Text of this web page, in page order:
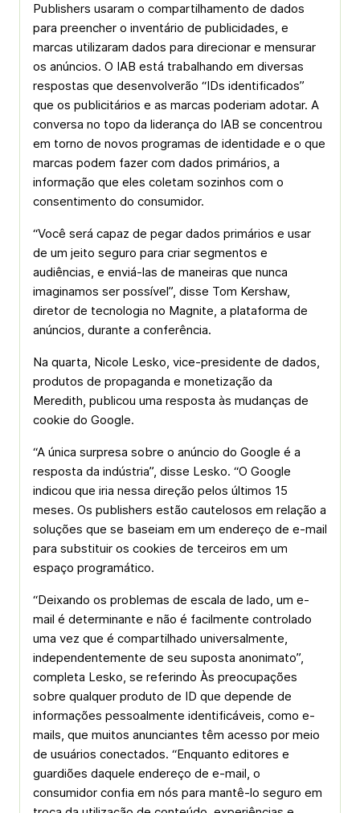
Publishers usaram o compartilhamento de dados
para preencher o inventário de publicidades, e
marcas utilizaram dados para direcionar e mensurar
os anúncios. O IAB está trabalhando em diversas
respostas que desenvolverão “IDs identificados”
que os publicitários e as marcas poderiam adotar. A
conversa no topo da liderança do IAB se concentrou
em torno de novos programas de identidade e o que
marcas podem fazer com dados primários, a
informação que eles coletam sozinhos com o
consentimento do consumidor.
“Você será capaz de pegar dados primários e usar
de um jeito seguro para criar segmentos e
audiências, e enviá-las de maneiras que nunca
imaginamos ser possível”, disse Tom Kershaw,
diretor de tecnologia no Magnite, a plataforma de
anúncios, durante a conferência.
Na quarta, Nicole Lesko, vice-presidente de dados,
produtos de propaganda e monetização da
Meredith, publicou uma resposta às mudanças de
cookie do Google.
“A única surpresa sobre o anúncio do Google é a
resposta da indústria”, disse Lesko. “O Google
indicou que iria nessa direção pelos últimos 15
meses. Os publishers estão cautelosos em relação a
soluções que se baseiam em um endereço de e-mail
para substituir os cookies de terceiros em um
espaço programático.
“Deixando os problemas de escala de lado, um e-
mail é determinante e não é facilmente controlado
uma vez que é compartilhado universalmente,
independentemente de seu suposta anonimato”,
completa Lesko, se referindo Às preocupações
sobre qualquer produto de ID que depende de
informações pessoalmente identificáveis, como e-
mails, que muitos anunciantes têm acesso por meio
de usuários conectados. “Enquanto editores e
guardiões daquele endereço de e-mail, o
consumidor confia em nós para mantê-lo seguro em